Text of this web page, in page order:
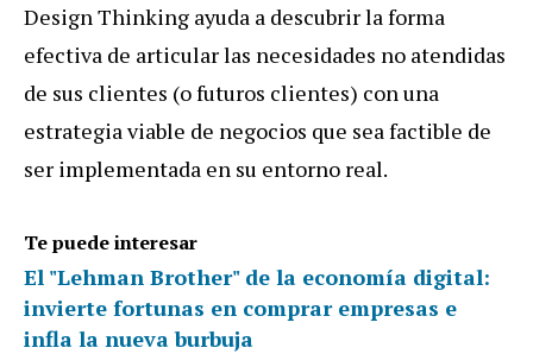
Design Thinking ayuda a descubrir la forma
efectiva de articular las necesidades no atendidas
de sus clientes (o futuros clientes) con una
estrategia viable de negocios que sea factible de
ser implementada en su entorno real.
Te puede interesar
El "Lehman Brother" de la economía digital:
invierte fortunas en comprar empresas e
infla la nueva burbuja